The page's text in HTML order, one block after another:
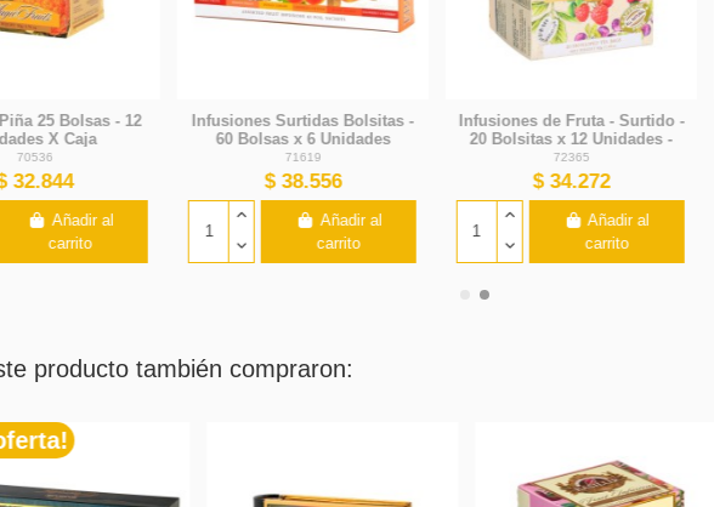
de Fruta - Surtido -
x 12 Unidades -
Basilur
$ 34.272
Añadir al
carrito
Box English Breakfast 100Gr
X 12 Unid.
$ 45.696
Añadir al
carrito
Basilur - Winter Tea 25 Bolsas
- 12 Unidades X Caja
$ 32.844
Añadir al
carrito
producto también compraron: